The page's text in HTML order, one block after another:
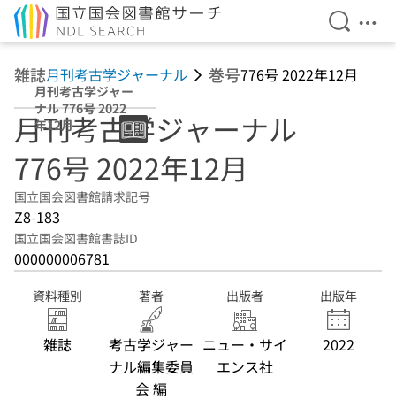
検索を
メ
雑誌月刊考古学ジャーナル 巻号776号 2022年12月
月刊考古学ジャー
ナル 776号 2022
年12月
月刊考古学ジャーナル
776号 2022年12月
国立国会図書館請求記号
Z8-183
国立国会図書館書誌ID
000000006781
資料種別
雑誌
著者
考古学ジャー
ナル編集委員
会 編
出版者
ニュー・サイ
エンス社
出版年
2022